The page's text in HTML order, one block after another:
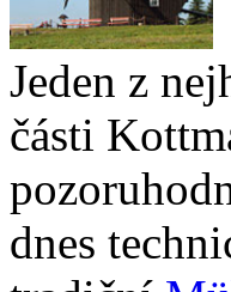
Jeden z
části
dnes